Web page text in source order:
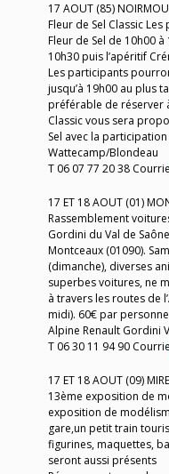
17 AOUT (85)
Fleur de Sel Classic
Fleur de Sel de 10h00
10h30 puis l’apéritif
Les participants
jusqu’à 19h00 au plus
préférable de réserver
Classic vous sera
Sel avec la
Wattecamp/Blondeau
T 06 07 77 20 38
17 ET 18 AOUT (01)
Rassemblement
Gordini du Val de
Montceaux (01090).
(dimanche), diverses
superbes voitures, ne
à travers les routes de
midi). 60€ par
Alpine Renault Gordini
T 06 30 11 94 90
17 ET 18 AOUT (09)
13ème exposition de
exposition de
gare,un petit train
figurines, maquettes,
seront aussi présents